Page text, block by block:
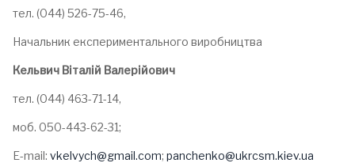
тел. (044) 526-75-46,
Начальник експериментального виробництва
Кельвич Віталій Валерійович
тел. (044) 463-71-14,
моб. 050-443-62-31;
E-mail: vkelvych@gmail.com; panchenko@ukrcsm.kiev.ua